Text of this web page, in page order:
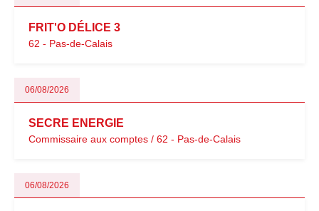
FRIT'O DÉLICE 3
62 - Pas-de-Calais
06/08/2026
SECRE ENERGIE
Commissaire aux comptes / 62 - Pas-de-Calais
06/08/2026